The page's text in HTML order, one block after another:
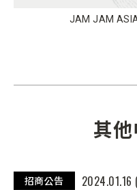
JAM JAM
其
招商公告
2024.01.16